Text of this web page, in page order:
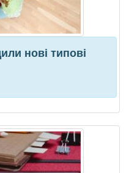
нові типові